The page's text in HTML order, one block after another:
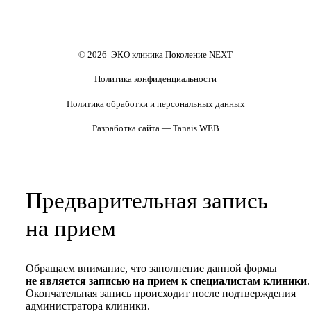
© 2026 ЭКО клиника Поколение NEXT
Политика конфиденциальности
Политика обработки и персональных данных
Разработка сайта — Tanais.WEB
Предварительная запись
на прием
Обращаем внимание, что заполнение данной формы
не является записью на прием к специалистам клиники.
Окончательная запись происходит после подтверждения
администратора клиники.